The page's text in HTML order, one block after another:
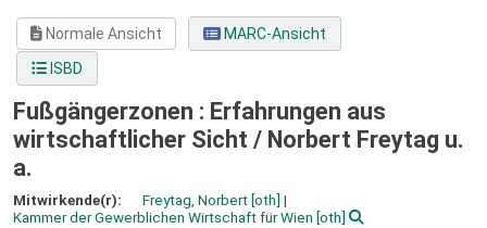
Normale Ansicht
MARC-Ansicht
ISBD
Fußgängerzonen : Erfahrungen aus
wirtschaftlicher Sicht / Norbert Freytag u.
a.
Mitwirkende(r): Freytag, Norbert [oth]
Kammer der Gewerblichen Wirtschaft für Wien [oth]